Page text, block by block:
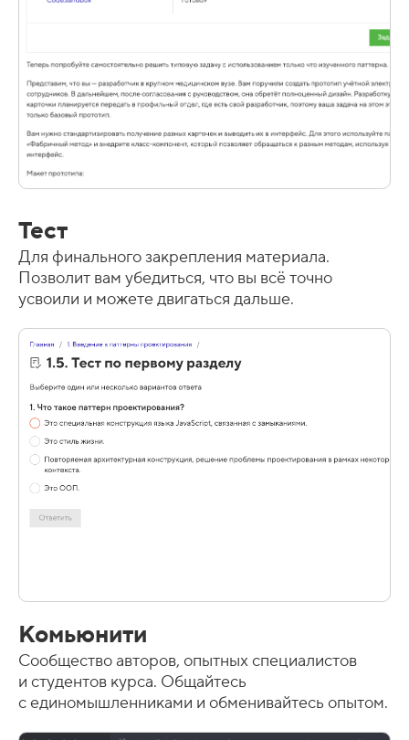
Тест
Для финального закрепления материала.
Позволит вам убедиться, что вы всё точно
усвоили и можете двигаться дальше.
Комьюнити
Сообщество авторов, опытных специалистов
и студентов курса. Общайтесь
с единомышленниками и обменивайтесь опытом.